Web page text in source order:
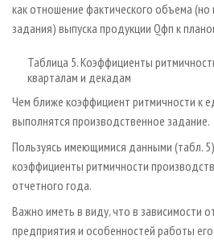
как отношение фактического объема
задания) выпуска продукции Qфп к
Таблица 5. Коэффициенты
кварталам и декадам
Чем ближе коэффициент ритмичности к
выполнятся производственное задание.
Пользуясь имеющимися данными (табл.
коэффициенты ритмичности
отчетного года.
Важно иметь в виду, что в зависимости
предприятия и особенностей работы